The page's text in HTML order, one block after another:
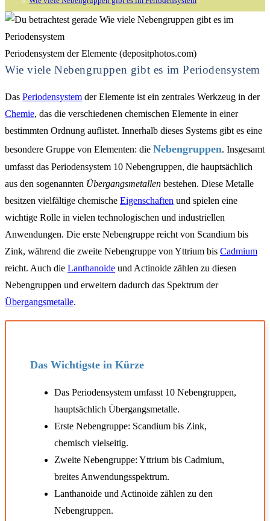
Periodensystem der Elemente (depositphotos.com)
Wie viele Nebengruppen gibt es im Periodensystem
Das Periodensystem der Elemente ist ein zentrales Werkzeug in der
Chemie, das die verschiedenen chemischen Elemente in einer
bestimmten Ordnung auflistet. Innerhalb dieses Systems gibt es eine
besondere Gruppe von Elementen: die Nebengruppen. Insgesamt
umfasst das Periodensystem 10 Nebengruppen, die hauptsächlich
aus den sogenannten Übergangsmetallen bestehen. Diese Metalle
besitzen vielfältige chemische Eigenschaften und spielen eine
wichtige Rolle in vielen technologischen und industriellen
Anwendungen. Die erste Nebengruppe reicht von Scandium bis
Zink, während die zweite Nebengruppe von Yttrium bis Cadmium
reicht. Auch die Lanthanoide und Actinoide zählen zu diesen
Nebengruppen und erweitern dadurch das Spektrum der
Übergangsmetalle.
Das Wichtigste in Kürze
Das Periodensystem umfasst 10 Nebengruppen,
hauptsächlich Übergangsmetalle.
Erste Nebengruppe: Scandium bis Zink,
chemisch vielseitig.
Zweite Nebengruppe: Yttrium bis Cadmium,
breites Anwendungsspektrum.
Lanthanoide und Actinoide zählen zu den
Nebengruppen.